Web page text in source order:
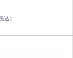
込）